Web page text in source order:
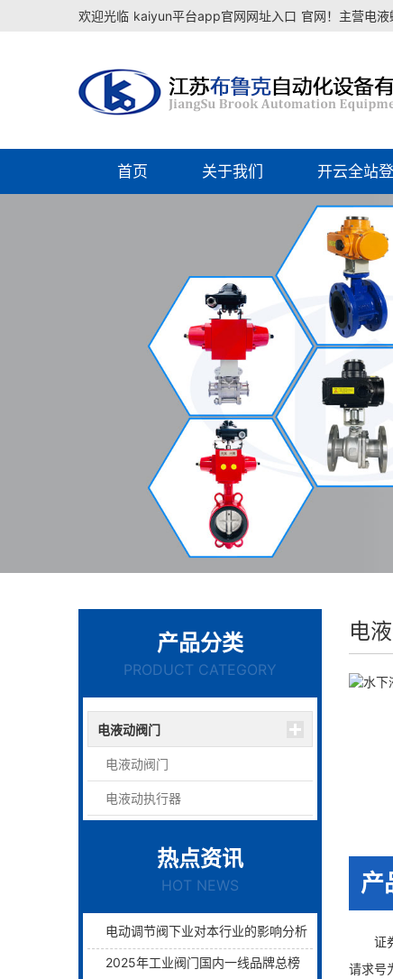
欢迎光临 kaiyun平台app官网网址入口 官网！主营电
首页 关于我们 开云全站
产品分类
PRODUCT CATEGORY
电液动阀门
电液动阀门
电液动执行器
热点资讯
HOT NEWS
电动调节阀下业对本行业的影响分析
2025年工业阀门国内一线品牌总榜单前十名
电
产
证券
请求号